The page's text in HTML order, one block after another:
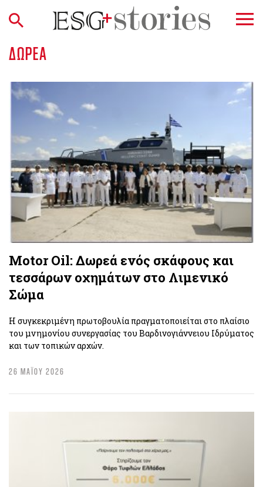
ΔΩΡΕΆ
Motor Oil: Δωρεά ενός σκάφους και
τεσσάρων οχημάτων στο Λιμενικό
Σώμα
H συγκεκριμένη πρωτοβουλία πραγματοποιείται στο πλαίσιο
του μνημονίου συνεργασίας του Βαρδινογιάννειου Ιδρύματος
και των τοπικών αρχών.
26 ΜΑΪΟΥ 2026